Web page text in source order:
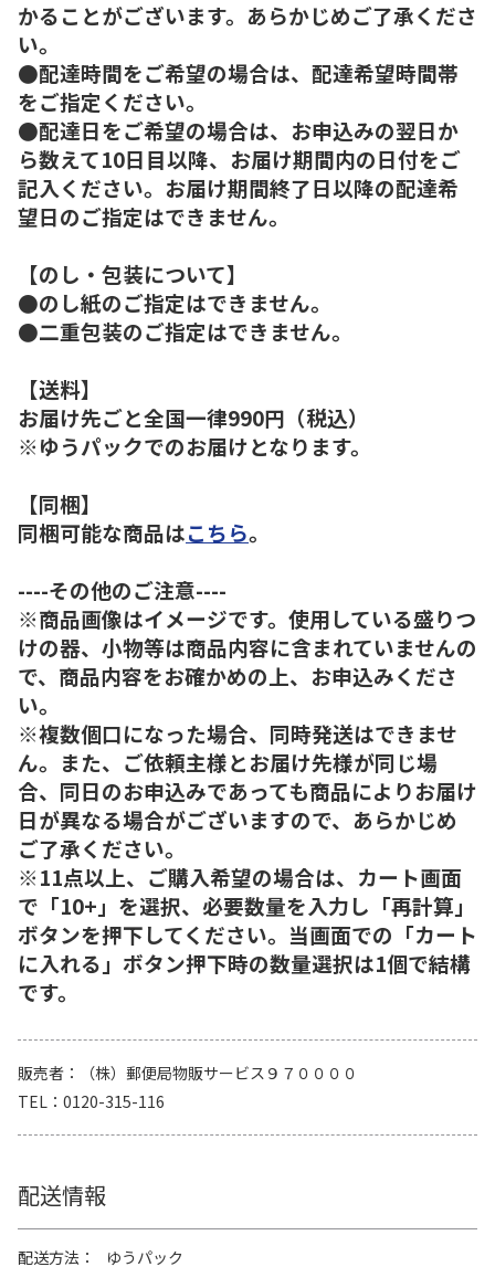
かることがございます。あらかじめご了承くださ
い。
●配達時間をご希望の場合は、配達希望時間帯
をご指定ください。
●配達日をご希望の場合は、お申込みの翌日か
ら数えて10日目以降、お届け期間内の日付をご
記入ください。お届け期間終了日以降の配達希
望日のご指定はできません。
【のし・包装について】
●のし紙のご指定はできません。
●二重包装のご指定はできません。
【送料】
お届け先ごと全国一律990円（税込）
※ゆうパックでのお届けとなります。
【同梱】
同梱可能な商品はこちら。
----その他のご注意----
※商品画像はイメージです。使用している盛りつ
けの器、小物等は商品内容に含まれていませんの
で、商品内容をお確かめの上、お申込みくださ
い。
※複数個口になった場合、同時発送はできませ
ん。また、ご依頼主様とお届け先様が同じ場
合、同日のお申込みであっても商品によりお届け
日が異なる場合がございますので、あらかじめ
ご了承ください。
※11点以上、ご購入希望の場合は、カート画面
で「10+」を選択、必要数量を入力し「再計算」
ボタンを押下してください。当画面での「カート
に入れる」ボタン押下時の数量選択は1個で結構
です。
販売者
（株）郵便局物販サービス９７００００
TEL
0120-315-116
配送情報
配送方法
ゆうパック